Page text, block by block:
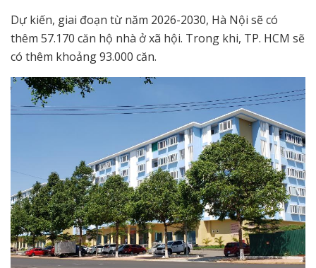
Dự kiến, giai đoạn từ năm 2026-2030, Hà Nội sẽ có
thêm 57.170 căn hộ nhà ở xã hội. Trong khi, TP. HCM sẽ
có thêm khoảng 93.000 căn.